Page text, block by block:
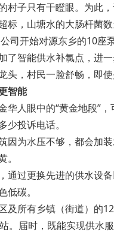
村子只有干瞪眼。为此
标，山塘水的大肠杆菌数
司开始对源东乡的10座
了智能供水补氯点，进
头，村民一脸舒畅，即
智能
华人眼中的“黄金地段”
少投诉电话。
因为水压不够，都会加
通过更换先进的供水设
碳。
及所有乡镇（街道）的
。届时，既能实现供水